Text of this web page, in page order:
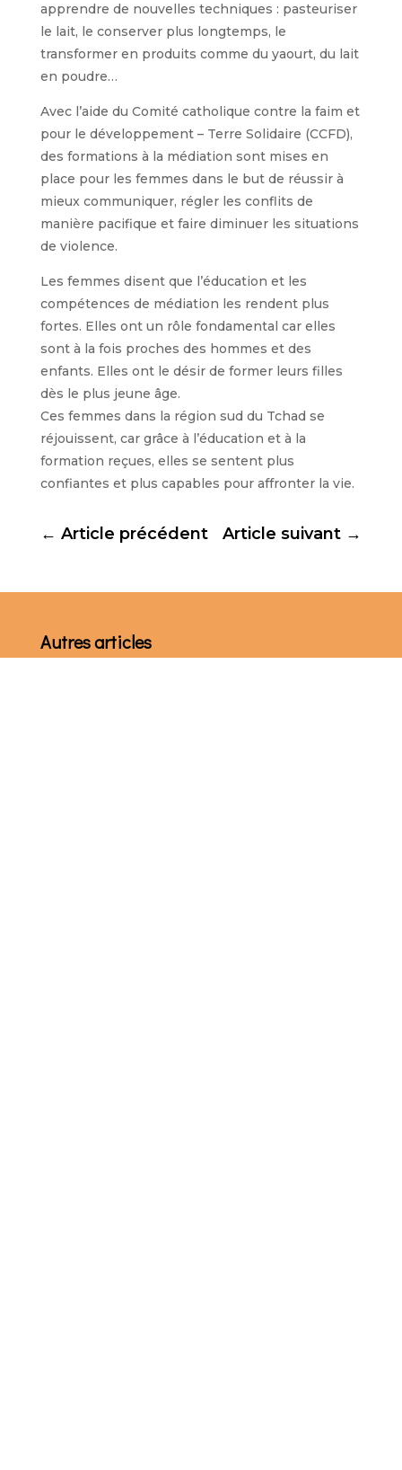
apprendre de nouvelles techniques : pasteuriser
le lait, le conserver plus longtemps, le
transformer en produits comme du yaourt, du lait
en poudre…
Avec l’aide du Comité catholique contre la faim et
pour le développement – Terre Solidaire (CCFD),
des formations à la médiation sont mises en
place pour les femmes dans le but de réussir à
mieux communiquer, régler les conflits de
manière pacifique et faire diminuer les situations
de violence.
Les femmes disent que l’éducation et les
compétences de médiation les rendent plus
fortes. Elles ont un rôle fondamental car elles
sont à la fois proches des hommes et des
enfants. Elles ont le désir de former leurs filles
dès le plus jeune âge.
Ces femmes dans la région sud du Tchad se
réjouissent, car grâce à l’éducation et à la
formation reçues, elles se sentent plus
confiantes et plus capables pour affronter la vie.
← Article précédent Article suivant →
Autres articles